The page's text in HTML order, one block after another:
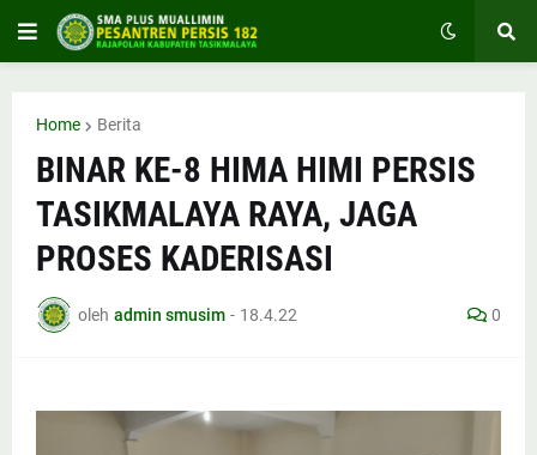
Home Berita
BINAR KE-8 HIMA HIMI PERSIS
TASIKMALAYA RAYA, JAGA
PROSES KADERISASI
oleh admin smusim - 18.4.22 0